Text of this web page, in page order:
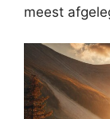
meest